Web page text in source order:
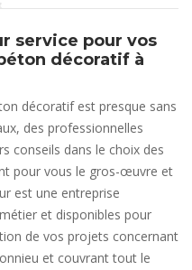
service pour vos
décoratif à
décoratif est presque sans
des professionnelles
conseils dans le choix des
pour vous le gros-œuvre et
est une entreprise
et disponibles pour
de vos projets concernant
et couvrant tout le